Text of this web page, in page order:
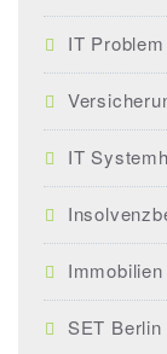
IT
IT
SET Berlin